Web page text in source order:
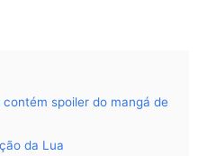
spoiler do mangá de
da Lua